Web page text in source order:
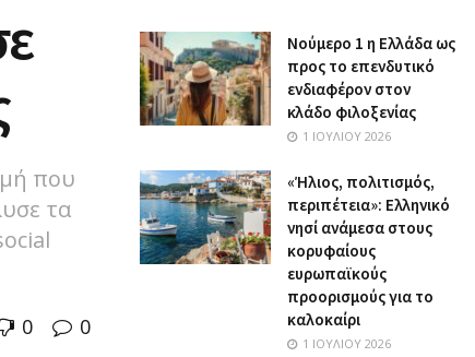
που
τα
0 0
Nούμερο 1 η Ελλάδα ως
προς το επενδυτικό
ενδιαφέρον στον
κλάδο φιλοξενίας
1 ΙΟΥΛΊΟΥ 2026
«Ήλιος, πολιτισμός,
περιπέτεια»: Ελληνικό
νησί ανάμεσα στους
κορυφαίους
ευρωπαϊκούς
προορισμούς για το
καλοκαίρι
1 ΙΟΥΛΊΟΥ 2026